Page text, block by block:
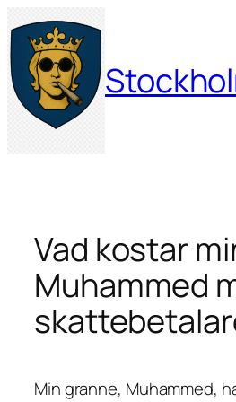
Hoppa
till
innehåll
Vad kostar
Muhammed
Min granne, Muhammed,